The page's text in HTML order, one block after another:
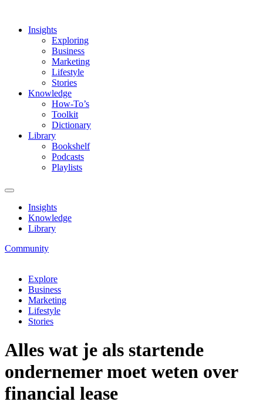
Insights
Exploring
Business
Marketing
Lifestyle
Stories
Knowledge
How-To’s
Toolkit
Dictionary
Library
Bookshelf
Podcasts
Playlists
Insights
Knowledge
Library
Community
Explore
Business
Marketing
Lifestyle
Stories
Alles wat je als startende
ondernemer moet weten over
financial lease